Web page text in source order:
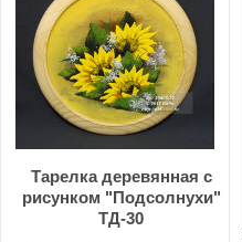
Тарелка деревянная с
рисунком "Подсолнухи"
ТД-30